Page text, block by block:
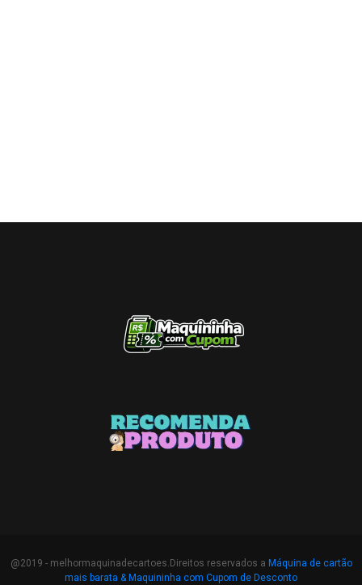
@2019 - melhormaquinadecartoes.Direitos reservados a Máquina de cartão
mais barata & Maquininha com Cupom de Desconto